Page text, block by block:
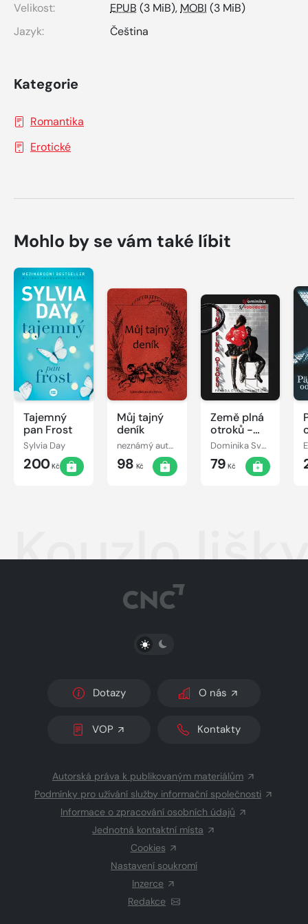
Velikost:
EPUB (3 MiB), MOBI (3 MiB)
Jazyk:
Čeština
Kategorie
Romantika
Erotické
Mohlo by se vám také líbit
Tajemný
pan Frost
Sylvia Day
200Kč
Můj tajný
deník
neznámý autor
98 Kč
Země plná
otroků -
Pravda o
(vašich)
mužích
Dominika Svobodová
79 Kč
Kouzlo
PŘEPNOUT SVĚTLÝ/TMAVÝ REŽIM
Dotazy O nás
VOP Kontakty
Autorská práva k publikovaným materiálům
Podmínky pro užívání služby informační společnosti
Informace o zpracování osobních údajů
Jednotná kontaktní místa
Cookies
Nastavení soukromí
Inzerce
Redakce